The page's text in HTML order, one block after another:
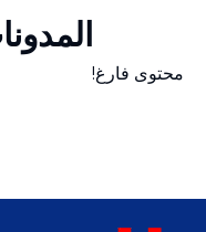
محتوى فارغ!